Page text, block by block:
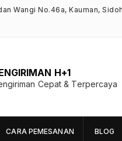
Wangi No.46a, Kauman,
H+1
Cepat & Terpercaya
CARA PEMESANAN BLOG